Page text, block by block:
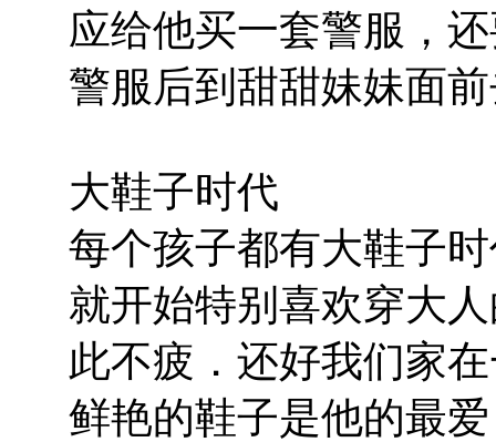
应给他买一套警服，
警服后到甜甜妹妹面
大鞋子时代
每个孩子都有大鞋子
就开始特别喜欢穿大
此不疲．还好我们家
鲜艳的鞋子是他的最